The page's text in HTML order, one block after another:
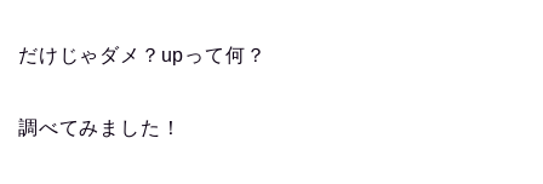
だけじゃダメ？upって何？
調べてみました！